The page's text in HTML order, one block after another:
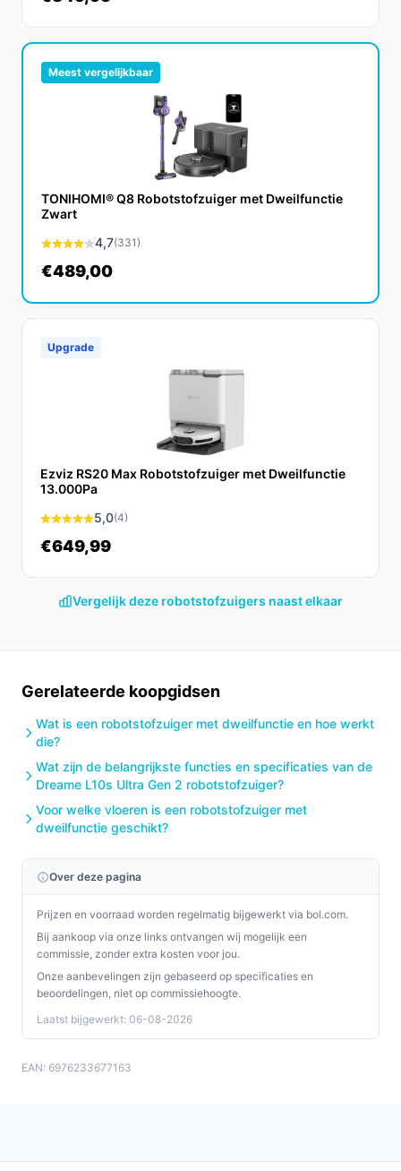
uitstekende keuze voor diegenen die op zoek zijn naar
een efficiënte en gebruiksvriendelijke oplossing voor
hun schoonmaakbehoeften. Met zijn innovatieve
functies en gebruiksgemak maakt hij het dagelijks
onderhoud van uw woning een stuk eenvoudiger.
Ontdek alle specificaties en vergelijk prijzen op
besterobotstofzuiger.nl. Kies bewust wat perfect past
Meest vergelijkbaar
TONIHOMI® Q8 Robotstofzuiger met Dweilfunctie
Zwart
4,7(331)
€489,00
Upgrade
Ezviz RS20 Max Robotstofzuiger met Dweilfunctie
13.000Pa
5,0(4)
€649,99
Vergelijk deze robotstofzuigers naast elkaar
Gerelateerde koopgidsen
Wat is een robotstofzuiger met dweilfunctie en hoe werkt
die?
Wat zijn de belangrijkste functies en specificaties van de
Dreame L10s Ultra Gen 2 robotstofzuiger?
Voor welke vloeren is een robotstofzuiger met
dweilfunctie geschikt?
Over deze pagina
Prijzen en voorraad worden regelmatig bijgewerkt via bol.com.
Bij aankoop via onze links ontvangen wij mogelijk een
commissie, zonder extra kosten voor jou.
Onze aanbevelingen zijn gebaseerd op specificaties en
beoordelingen, niet op commissiehoogte.
Laatst bijgewerkt: 06-08-2026
EAN: 6976233677163